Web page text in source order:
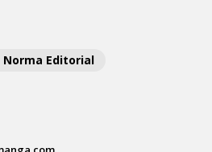
Norma Editorial